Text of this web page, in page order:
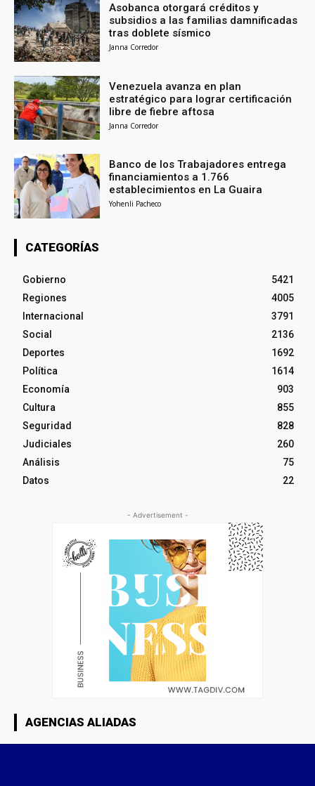
Asobanca otorgará créditos y
subsidios a las familias damnificadas
tras doblete sísmico
Janna Corredor
Venezuela avanza en plan
estratégico para lograr certificación
libre de fiebre aftosa
Janna Corredor
Banco de los Trabajadores entrega
financiamientos a 1.766
establecimientos en La Guaira
Yohenli Pacheco
CATEGORÍAS
Gobierno
5421
Regiones
4005
Internacional
3791
Social
2136
Deportes
1692
Política
1614
Economía
903
Cultura
855
Seguridad
828
Judiciales
260
Análisis
75
Datos
22
- Advertisement -
AGENCIAS ALIADAS